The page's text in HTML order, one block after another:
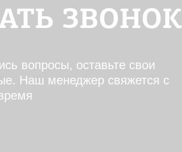
ЗВОНОК
вопросы, оставьте свои
Наш менеджер свяжется с